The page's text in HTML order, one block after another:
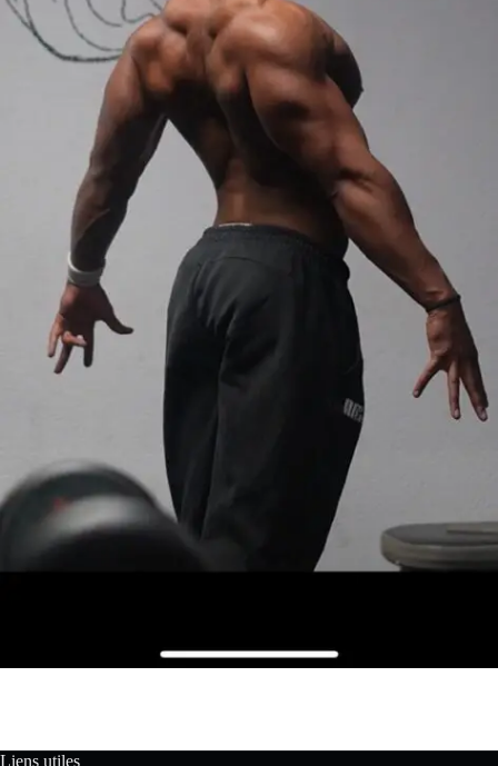
Liens utiles